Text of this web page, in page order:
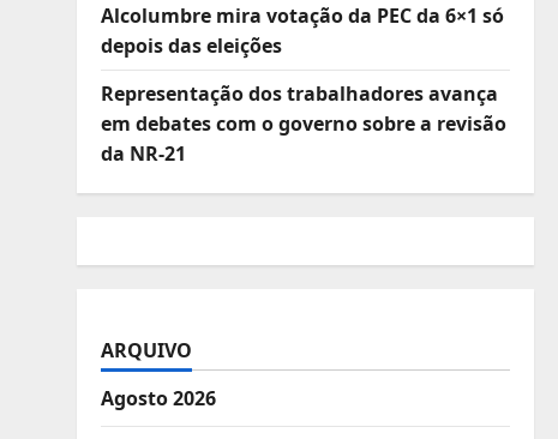
Alcolumbre mira votação da PEC da 6×1 só
depois das eleições
Representação dos trabalhadores avança
em debates com o governo sobre a revisão
da NR-21
ARQUIVO
Agosto 2026